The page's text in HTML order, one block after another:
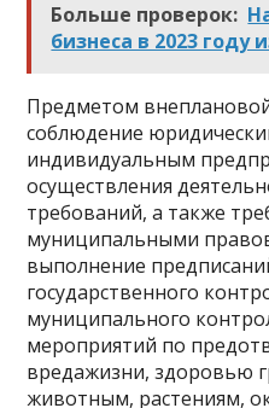
Больше проверок:
бизнеса в 2023 году
Предметом
соблюдение
индивидуальным
осуществления
требований, а также
муниципальными
выполнение
государственного
муниципального
мероприятий по
вредажизни, здоровью
животным, растениям,